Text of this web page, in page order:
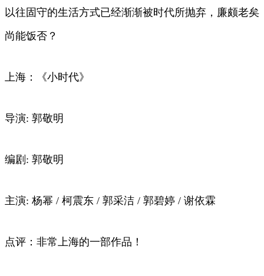
以往固守的生活方式已经渐渐被时代所抛弃，廉颇老矣
尚能饭否？
上海：《小时代》
导演: 郭敬明
编剧: 郭敬明
主演: 杨幂 / 柯震东 / 郭采洁 / 郭碧婷 / 谢依霖
点评：非常上海的一部作品！